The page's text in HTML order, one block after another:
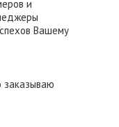
и
Вашему
заказываю